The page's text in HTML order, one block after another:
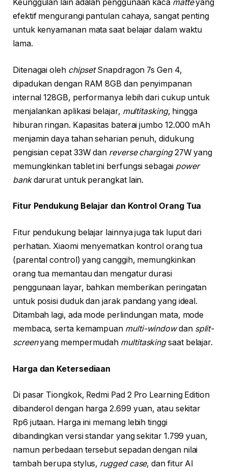
Keunggulan lain adalah penggunaan kaca matteyang
efektif mengurangi pantulan cahaya, sangat penting
untuk kenyamanan mata saat belajar dalam waktu
lama.
Ditenagai oleh chipsetSnapdragon 7s Gen 4,
dipadukan dengan RAM 8GB dan penyimpanan
internal 128GB, performanya lebih dari cukup untuk
menjalankan aplikasi belajar, multitasking, hingga
hiburan ringan. Kapasitas baterai jumbo 12.000 mAh
menjamin daya tahan seharian penuh, didukung
pengisian cepat 33W dan reverse charging27W yang
memungkinkan tablet ini berfungsi sebagai power
bankdarurat untuk perangkat lain.
Fitur Pendukung Belajar dan Kontrol Orang Tua
Fitur pendukung belajar lainnya juga tak luput dari
perhatian. Xiaomi menyematkan kontrol orang tua
(parental control) yang canggih, memungkinkan
orang tua memantau dan mengatur durasi
penggunaan layar, bahkan memberikan peringatan
untuk posisi duduk dan jarak pandang yang ideal.
Ditambah lagi, ada mode perlindungan mata, mode
membaca, serta kemampuan multi-windowdan split-
screenyang mempermudah multitaskingsaat belajar.
Harga dan Ketersediaan
Di pasar Tiongkok, Redmi Pad 2 Pro Learning Edition
dibanderol dengan harga 2.699 yuan, atau sekitar
Rp6 jutaan. Harga ini memang lebih tinggi
dibandingkan versi standar yang sekitar 1.799 yuan,
namun perbedaan tersebut sepadan dengan nilai
tambah berupa stylus, rugged case, dan fitur AI